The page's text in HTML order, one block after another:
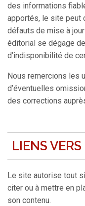
des informations
apportés, le site peut
défauts de mise à
éditorial se dégage
d’indisponibilité de
Nous remercions les
d’éventuelles
des corrections
LIENS
Le site autorise tout
citer ou à mettre en
son contenu.